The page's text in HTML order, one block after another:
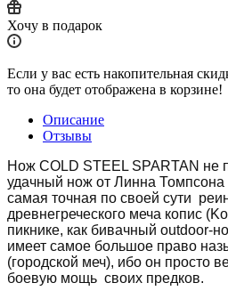
Хочу в подарок
Если у вас есть накопительная
то она будет отображена в корзине!
Описание
Отзывы
Нож COLD STEEL SPARTAN не
удачный нож от Линна
самая точная по своей сути
древнегреческого меча копис
пикнике, как бивачный outdoor-
имеет самое большое право
(городской меч), ибо он просто
боевую мощь своих предков.